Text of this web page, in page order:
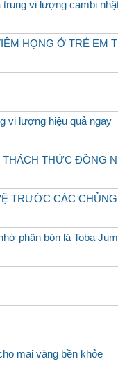
trung vi lượng cambi
HỌNG Ở TRẺ EM
vi lượng hiệu quả ngay
THỨC ĐỒNG
TRƯỚC CÁC
phân bón lá Toba Jum
mai vàng bền khỏe